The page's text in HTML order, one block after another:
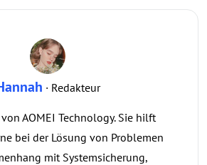
· Redakteur
AOMEI Technology. Sie hilft
bei der Lösung von Problemen
mit Systemsicherung,